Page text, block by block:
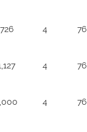
726 4 76
4 76
4 76